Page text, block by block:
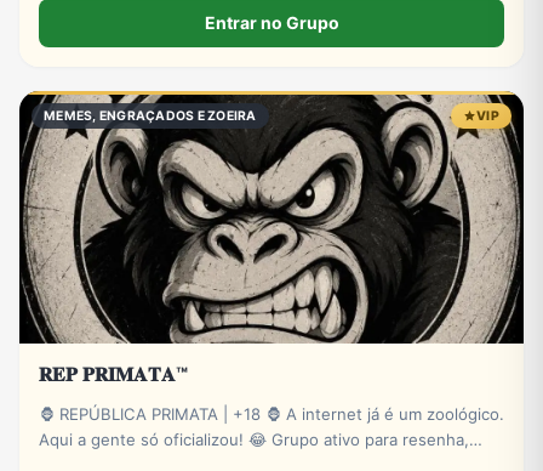
Entrar no Grupo
MEMES, ENGRAÇADOS E ZOEIRA VIP
𝐑𝐄𝐏 𝐏𝐑𝐈𝐌𝐀𝐓𝐀™
🦍 REPÚBLICA PRIMATA | +18 🦍 A internet já é um zoológico.
Aqui a gente só oficializou! 😂 Grupo ativo para resenha,